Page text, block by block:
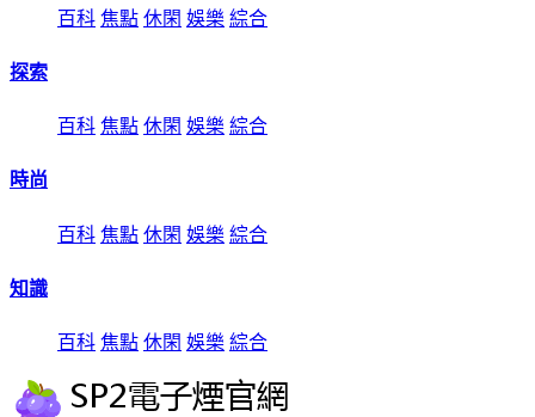
百科 焦點 休閑 娛樂 綜合
探索
百科 焦點 休閑 娛樂 綜合
時尚
百科 焦點 休閑 娛樂 綜合
知識
百科 焦點 休閑 娛樂 綜合